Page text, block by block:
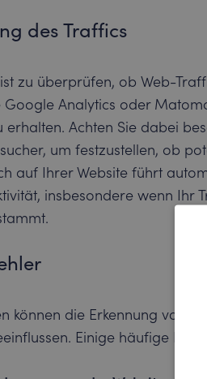
des Traffics
zu überprüfen, ob Web-
Google Analytics oder
erhalten. Achten Sie dabei
um festzustellen, ob
auf Ihrer Website führt
insbesondere wenn Ihr
können die Erkennung von
Einige häufige